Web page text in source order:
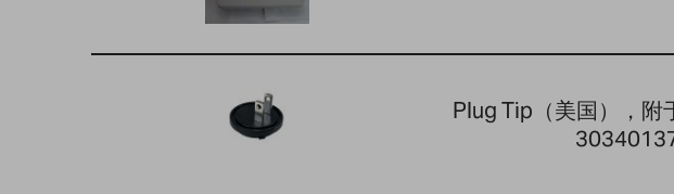
Plug Tip（美国），